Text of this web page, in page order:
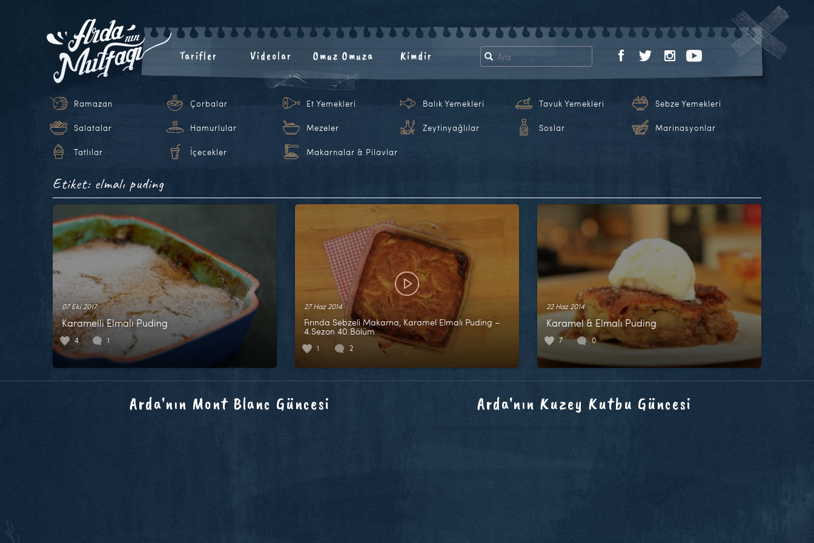
Tarifler Videolar Omuz Omuza Kimdir
Ramazan Çorbalar Et Yemekleri Balık Yemekleri Tavuk Yemekleri Sebze Yemekleri
Salatalar Hamurlular Mezeler Zeytinyağlılar Soslar Marinasyonlar
Tatlılar İçecekler Makarnalar & Pilavlar
Etiket: elmalı puding
07 Eki 2017
Karamelli Elmalı Puding
4 1
27 Haz 2014
Fırında Sebzeli Makarna, Karamel Elmalı Puding –
4.Sezon 40.Bölüm
1 2
22 Haz 2014
Karamel & Elmalı Puding
7 0
Arda'nın Mont Blanc Güncesi Arda'nın Kuzey Kutbu Güncesi